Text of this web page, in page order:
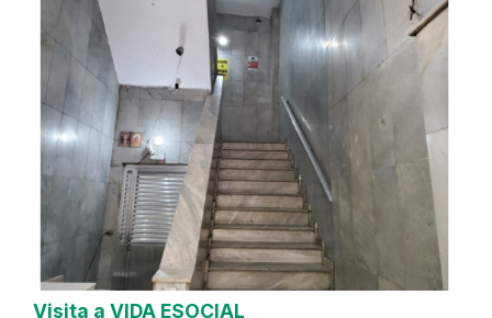
Visita a VIDA ESOCIAL